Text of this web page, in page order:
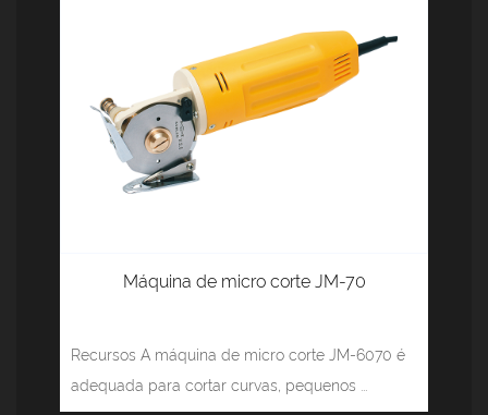
Máquina de micro corte JM-70
Recursos A máquina de micro corte JM-6070 é
adequada para cortar curvas, pequenos ...